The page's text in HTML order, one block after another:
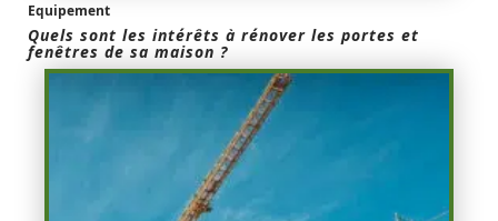
Equipement
Quels sont les intérêts à rénover les portes et
fenêtres de sa maison ?